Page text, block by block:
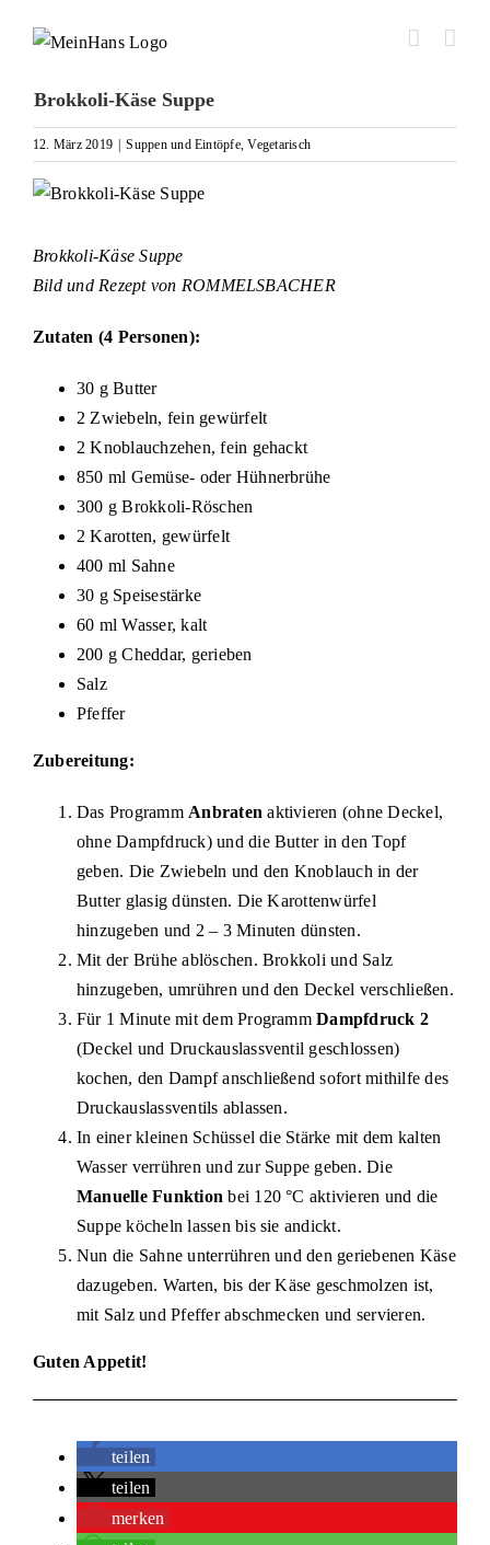
Inhalt
Brokkoli-Käse Suppe
12. März 2019 Suppen und Eintöpfe,Vegetarisch
Zeige
Bild
Brokkoli-Käse Suppe
Bild und Rezept von ROMMELSBACHER
Zutaten (4 Personen):
30 g Butter
2 Zwiebeln, fein gewürfelt
2 Knoblauchzehen, fein gehackt
850 ml Gemüse- oder Hühnerbrühe
300 g Brokkoli-Röschen
2 Karotten, gewürfelt
400 ml Sahne
30 g Speisestärke
60 ml Wasser, kalt
200 g Cheddar, gerieben
Salz
Pfeffer
Zubereitung:
Das Programm Anbratenaktivieren (ohne Deckel,
ohne Dampfdruck) und die Butter in den Topf
geben. Die Zwiebeln und den Knoblauch in der
Butter glasig dünsten. Die Karottenwürfel
hinzugeben und 2 – 3 Minuten dünsten.
Mit der Brühe ablöschen. Brokkoli und Salz
hinzugeben, umrühren und den Deckel verschließen.
Für 1 Minute mit dem ProgrammDampfdruck 2
(Deckel und Druckauslassventil geschlossen)
kochen, den Dampf anschließend sofort mithilfe des
Druckauslassventils ablassen.
In einer kleinen Schüssel die Stärke mit dem kalten
Wasser verrühren und zur Suppe geben. Die
Manuelle Funktion bei 120 °C aktivieren und die
Suppe köcheln lassen bis sie andickt.
Nun die Sahne unterrühren und den geriebenen Käse
dazugeben. Warten, bis der Käse geschmolzen ist,
mit Salz und Pfeffer abschmecken und servieren.
Guten Appetit!
teilen
teilen
merken